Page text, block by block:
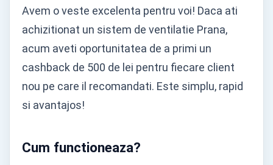
Avem o veste excelenta pentru voi! Daca ati
achizitionat un sistem de ventilatie Prana,
acum aveti oportunitatea de a primi un
cashback de 500 de lei pentru fiecare client
nou pe care il recomandati. Este simplu, rapid
si avantajos!
Cum functioneaza?